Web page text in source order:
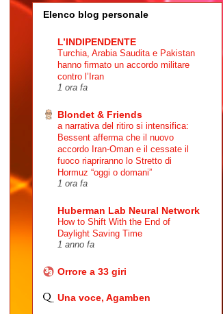
Elenco blog personale
L’INDIPENDENTE
Turchia, Arabia Saudita e Pakistan
hanno firmato un accordo militare
contro l’Iran
1 ora fa
Blondet & Friends
a narrativa del ritiro si intensifica:
Bessent afferma che il nuovo
accordo Iran-Oman e il cessate il
fuoco riapriranno lo Stretto di
Hormuz “oggi o domani”
1 ora fa
Huberman Lab Neural Network
How to Shift With the End of
Daylight Saving Time
1 anno fa
Orrore a 33 giri
Una voce, Agamben